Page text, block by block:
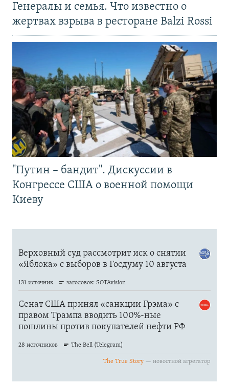
Генералы и семья. Что известно о
жертвах взрыва в ресторане Balzi Rossi
"Путин – бандит". Дискуссии в
Конгрессе США о военной помощи
Киеву